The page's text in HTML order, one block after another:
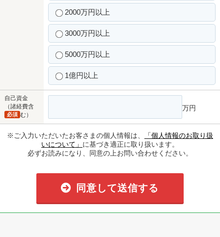
2000万円以上
3000万円以上
5000万円以上
1億円以上
自己資金
（諸経費含
む）
必須
万円
※ご入力いただいたお客さまの個人情報は、
「個人情報のお取り扱
いについて」 に基づき適正に取り扱います。
必ずお読みになり、同意の上お問い合わせください。
同意して送信する